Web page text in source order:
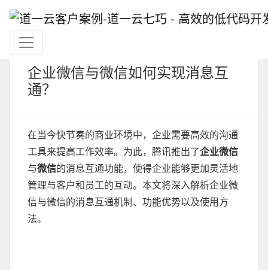
企业微信与微信如何实现消息互
通？
在当今快节奏的商业环境中，企业需要高效的沟通
工具来提高工作效率。为此，腾讯推出了企业微信
与微信的消息互通功能，使得企业能够更加灵活地
管理与客户和员工的互动。本文将深入解析企业微
信与微信的消息互通机制、功能优势以及使用方
法。